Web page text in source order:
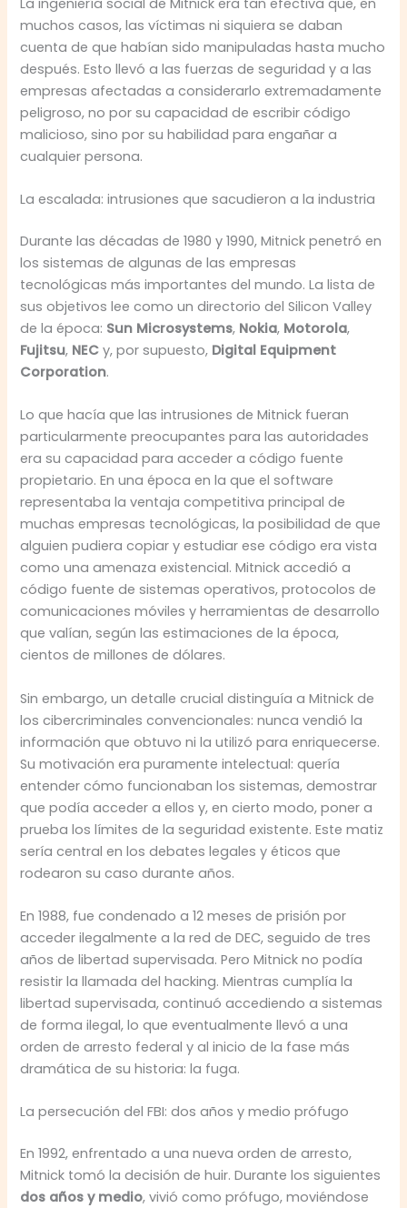
muchos casos, las víctimas ni siquiera se daban
cuenta de que habían sido manipuladas hasta mucho
después. Esto llevó a las fuerzas de seguridad y a las
empresas afectadas a considerarlo extremadamente
peligroso, no por su capacidad de escribir código
malicioso, sino por su habilidad para engañar a
cualquier persona.
La escalada: intrusiones que sacudieron a la industria
Durante las décadas de 1980 y 1990, Mitnick penetró en
los sistemas de algunas de las empresas
tecnológicas más importantes del mundo. La lista de
sus objetivos lee como un directorio del Silicon Valley
de la época: Sun Microsystems, Nokia, Motorola,
Fujitsu, NEC y, por supuesto, Digital Equipment
Corporation.
Lo que hacía que las intrusiones de Mitnick fueran
particularmente preocupantes para las autoridades
era su capacidad para acceder a código fuente
propietario. En una época en la que el software
representaba la ventaja competitiva principal de
muchas empresas tecnológicas, la posibilidad de que
alguien pudiera copiar y estudiar ese código era vista
como una amenaza existencial. Mitnick accedió a
código fuente de sistemas operativos, protocolos de
comunicaciones móviles y herramientas de desarrollo
que valían, según las estimaciones de la época,
cientos de millones de dólares.
Sin embargo, un detalle crucial distinguía a Mitnick de
los cibercriminales convencionales: nunca vendió la
información que obtuvo ni la utilizó para enriquecerse.
Su motivación era puramente intelectual: quería
entender cómo funcionaban los sistemas, demostrar
que podía acceder a ellos y, en cierto modo, poner a
prueba los límites de la seguridad existente. Este matiz
sería central en los debates legales y éticos que
rodearon su caso durante años.
En 1988, fue condenado a 12 meses de prisión por
acceder ilegalmente a la red de DEC, seguido de tres
años de libertad supervisada. Pero Mitnick no podía
resistir la llamada del hacking. Mientras cumplía la
libertad supervisada, continuó accediendo a sistemas
de forma ilegal, lo que eventualmente llevó a una
orden de arresto federal y al inicio de la fase más
dramática de su historia: la fuga.
La persecución del FBI: dos años y medio prófugo
En 1992, enfrentado a una nueva orden de arresto,
Mitnick tomó la decisión de huir. Durante los siguientes
dos años y medio, vivió como prófugo, moviéndose